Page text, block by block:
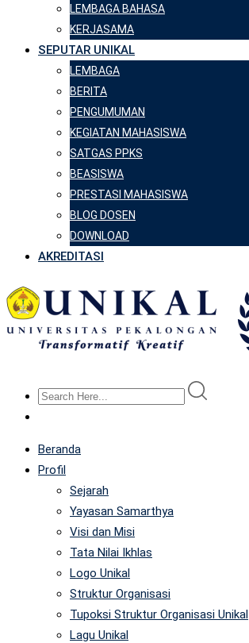
LEMBAGA BAHASA
KERJASAMA
SEPUTAR UNIKAL
LEMBAGA
BERITA
PENGUMUMAN
KEGIATAN MAHASISWA
SATGAS PPKS
BEASISWA
PRESTASI MAHASISWA
BLOG DOSEN
DOWNLOAD
AKREDITASI
Beranda
Profil
Sejarah
Yayasan Samarthya
Visi dan Misi
Tata Nilai Ikhlas
Logo Unikal
Struktur Organisasi
Tupoksi Struktur Organisasi Unikal
Lagu Unikal